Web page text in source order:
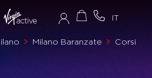
Milano Baranzate
Corsi